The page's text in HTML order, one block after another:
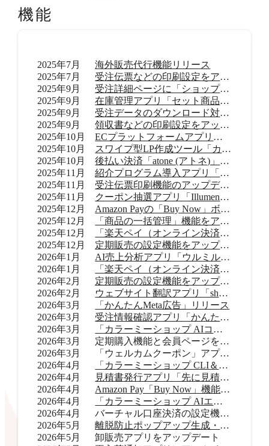
機能
2025年7月
海外販売代行機能リリース
2025年7月
受注伝票などの印刷設定をアップデート
2025年9月
受注詳細ページに「ショップ内メモ」機能を追加
2025年9月
在庫管理アプリ「セット商品在庫管理 byらくらく在庫」リリース
2025年9月
受注データのダウンロード対応範囲を拡大
2025年9月
領収書などの印刷設定をアップデート
2025年10月
ECプラットフォームアプリ「TikTok shop」リリース
2025年10月
スワイプ型LP作成ツール「カラーミーモーションLP」提供開始
2025年10月
後払い決済「atone (アトネ)」提供開始
2025年11月
紹介プログラム導入アプリ「Letters（レターズ）」リリース
2025年11月
受注伝票印刷機能のアップデート
2025年11月
クーポン抽選アプリ「Illumenza Coupon （イルメンザ クーポン）」リリース
2025年12月
Amazon Payの「Buy Now」ボタンを提供開始
2025年12月
「商品の一括管理」機能をアップデート
2025年12月
「楽天ペイ（オンライン決済）」のバージョンアップ
2025年12月
定期販売の設定機能をアップデート
2026年1月
AI売上分析アプリ「ウルミル コンシェルジュ」リリース
2026年1月
「楽天ペイ（オンライン決済）」申込受付再開
2026年2月
定期販売の設定機能をアップデート
2026年2月
ウェブサイト翻訳アプリ「shutto翻訳」リリース
2026年3月
「かんたんMeta広告」リリース
2026年3月
受注情報確認アプリ「かんたん顧客対応」リリース
2026年3月
「カラーミーショップ AIコネクター」リリース
2026年3月
定期購入機能と会員ページをアップデート
2026年3月
「ウェルカムクーポン」アプリをアップデート
2026年4月
「カラーミーショップ CLI＆Skills」をリリース
2026年4月
見積書発行アプリ「先に見積くだサイ for カラーミーショップ」リリース
2026年4月
Amazon Pay「Buy Now」機能をアップデート
2026年4月
「カラーミーショップ AIエージェント」をリリース
2026年4月
バーチャル口座決済の設定機能をアップデート
2026年5月
離脱防止ポップアップ生成・表示アプリ「OneCatch」リリース
2026年5月
卸販売アプリをアップデート